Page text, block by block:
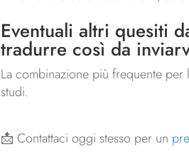
Eventuali altri quesiti
tradurre così da
La combinazione più frequente per
studi.
📩 Contattaci oggi stesso per un